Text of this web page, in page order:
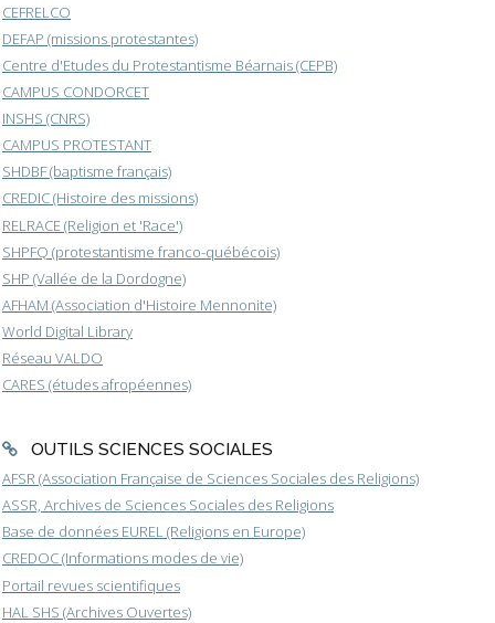
CEFRELCO
DEFAP (missions protestantes)
Centre d'Etudes du Protestantisme Béarnais (CEPB)
CAMPUS CONDORCET
INSHS (CNRS)
CAMPUS PROTESTANT
SHDBF (baptisme français)
CREDIC (Histoire des missions)
RELRACE (Religion et 'Race')
SHPFQ (protestantisme franco-québécois)
SHP (Vallée de la Dordogne)
AFHAM (Association d'Histoire Mennonite)
World Digital Library
Réseau VALDO
CARES (études afropéennes)
OUTILS SCIENCES SOCIALES
AFSR (Association Française de Sciences Sociales des Religions)
ASSR, Archives de Sciences Sociales des Religions
Base de données EUREL (Religions en Europe)
CREDOC (Informations modes de vie)
Portail revues scientifiques
HAL SHS (Archives Ouvertes)